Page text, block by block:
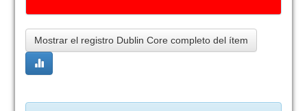
Mostrar el registro Dublin Core completo del ítem